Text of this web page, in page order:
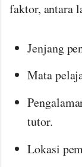
faktor, antara
Jenjang
Mata
tutor.
Lokasi